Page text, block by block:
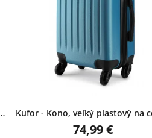
Kufor - Kono, veľký plastový na
modrý
74,99 €